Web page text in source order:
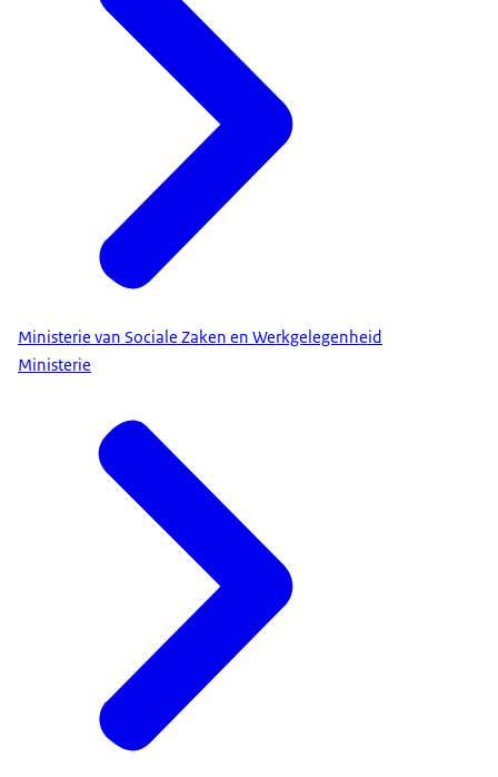
Ministerie van Sociale Zaken en Werkgelegenheid
Ministerie